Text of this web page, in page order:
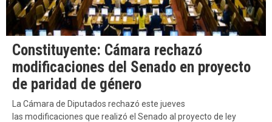
Constituyente: Cámara rechazó
modificaciones del Senado en proyecto
de paridad de género
La Cámara de Diputados rechazó este jueves
las modificaciones que realizó el Senado al proyecto de ley